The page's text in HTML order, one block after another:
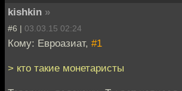
kishkin »
#6 | 03.03.15 02:24
Кому: Евроазиат, #1
> кто такие монетаристы